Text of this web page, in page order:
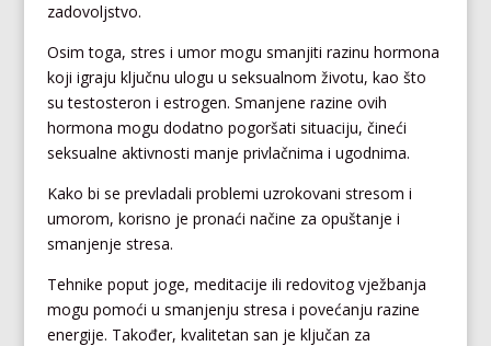
zadovoljstvo.
Osim toga, stres i umor mogu smanjiti razinu hormona
koji igraju ključnu ulogu u seksualnom životu, kao što
su testosteron i estrogen. Smanjene razine ovih
hormona mogu dodatno pogoršati situaciju, čineći
seksualne aktivnosti manje privlačnima i ugodnima.
Kako bi se prevladali problemi uzrokovani stresom i
umorom, korisno je pronaći načine za opuštanje i
smanjenje stresa.
Tehnike poput joge, meditacije ili redovitog vježbanja
mogu pomoći u smanjenju stresa i povećanju razine
energije. Također, kvalitetan san je ključan za